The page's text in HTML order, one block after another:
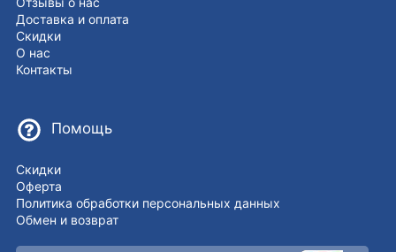
Доставка и оплата
Скидки
О нас
Контакты
Помощь
Скидки
Оферта
Политика обработки персональных данных
Обмен и возврат